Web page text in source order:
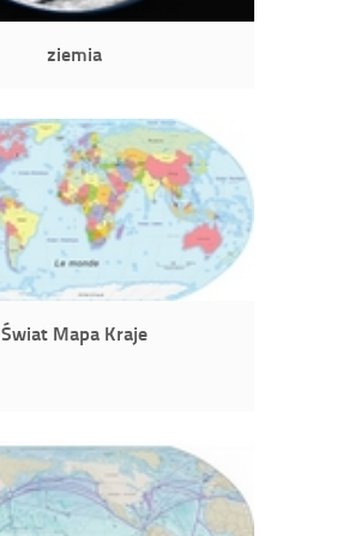
ziemia
Świat Mapa Kraje